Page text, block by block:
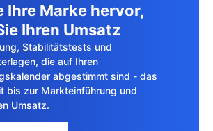
Ihre Marke hervor,
Ihren Umsatz
Stabilitätstests und
die auf Ihren
abgestimmt sind - das
bis zur Markteinführung und
Umsatz.